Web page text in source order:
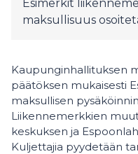
Esimerkit
maksullisuus
Kaupunginhallituksen
päätöksen mukaisesti
maksullisen
Liikennemerkkien
keskuksen ja
Kuljettajia pyydetään